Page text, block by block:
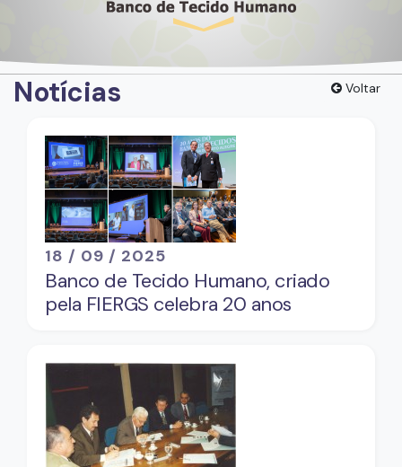
Voltar
Notícias
18 / 09 / 2025
Banco de Tecido Humano, criado
pela FIERGS celebra 20 anos